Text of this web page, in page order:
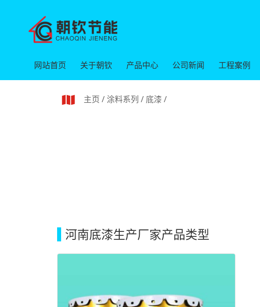
网站首页 关于朝钦 产品中心 公司新闻 工程案例
主页 /涂料系列 / 底漆 /
河南底漆生产厂家产品类型